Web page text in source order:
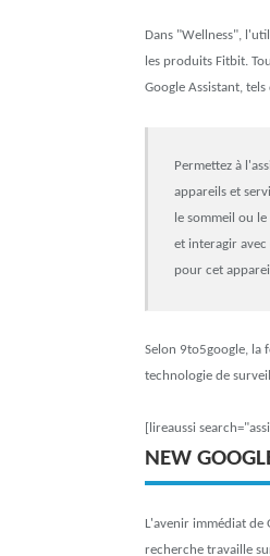
Dans "Wellness",
les produits Fitbit.
Google Assistant,
Permettez à
appareils et
le sommeil ou
et interagir
pour cet
Selon 9to5google, la
technologie de
[lireaussi
NEW
L'avenir immédiat de
recherche travaille